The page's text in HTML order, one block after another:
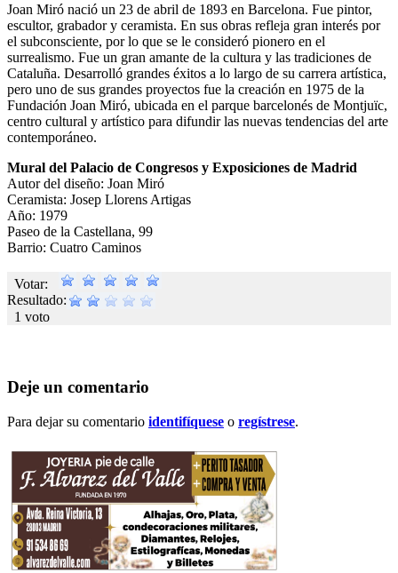
Joan Miró nació un 23 de abril de 1893 en Barcelona. Fue pintor,
escultor, grabador y ceramista. En sus obras refleja gran interés por
el subconsciente, por lo que se le consideró pionero en el
surrealismo. Fue un gran amante de la cultura y las tradiciones de
Cataluña. Desarrolló grandes éxitos a lo largo de su carrera artística,
pero uno de sus grandes proyectos fue la creación en 1975 de la
Fundación Joan Miró, ubicada en el parque barcelonés de Montjuïc,
centro cultural y artístico para difundir las nuevas tendencias del arte
contemporáneo.
Mural del Palacio de Congresos y Exposiciones de Madrid
Autor del diseño: Joan Miró
Ceramista: Josep Llorens Artigas
Año: 1979
Paseo de la Castellana, 99
Barrio: Cuatro Caminos
Votar:
Resultado:
1 voto
Deje un comentario
Para dejar su comentario identifíquese o regístrese.